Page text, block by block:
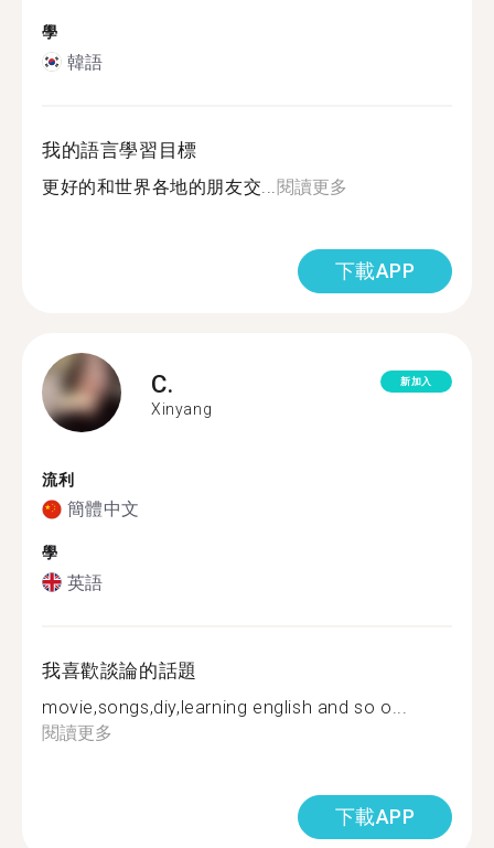
學
韓語
我的語言學習目標
更好的和世界各地的朋友交... 閱讀更多
下載APP
C.
Xinyang
新加入
流利
簡體中文
學
英語
我喜歡談論的話題
movie,songs,diy,learning english and so o...
閱讀更多
下載APP